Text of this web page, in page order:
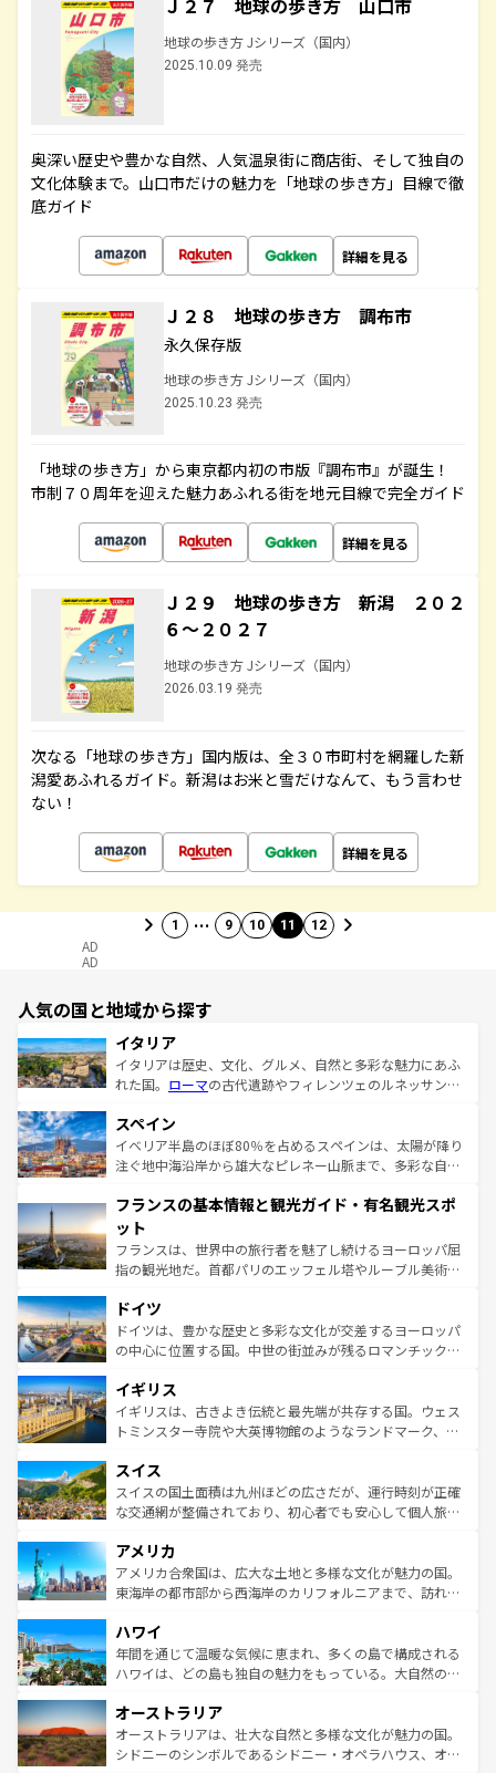
Ｊ２７ 地球の歩き方 山口市
地球の歩き方 Jシリーズ（国内）
2025.10.09 発売
奥深い歴史や豊かな自然、人気温泉街に商店街、そして独自の
文化体験まで。山口市だけの魅力を「地球の歩き方」目線で徹
底ガイド
詳細を見る
Ｊ２８ 地球の歩き方 調布市
永久保存版
地球の歩き方 Jシリーズ（国内）
2025.10.23 発売
「地球の歩き方」から東京都内初の市版『調布市』が誕生！
市制７０周年を迎えた魅力あふれる街を地元目線で完全ガイド
詳細を見る
Ｊ２９ 地球の歩き方 新潟 ２０２
６～２０２７
地球の歩き方 Jシリーズ（国内）
2026.03.19 発売
次なる「地球の歩き方」国内版は、全３０市町村を網羅した新
潟愛あふれるガイド。新潟はお米と雪だけなんて、もう言わせ
ない！
詳細を見る
1 … 9 10 11 12
AD
AD
人気の国と地域から探す
イタリア
イタリアは歴史、文化、グルメ、自然と多彩な魅力にあふ
れた国。 ローマの古代遺跡やフィレンツェのルネッサンス
ろん、トスカーナの美しい田園風景やアマルフィ海岸の絶
景など、自然景観も見逃せない。観光の合間には、本場の
ピザやパスタなど、絶品のイタリア料理を堪能することも
ませてくれるイタリアで、忘れられない旅をしてみよう！
なお、新着のイタリア情報は
しい。
スペイン
イベリア半島のほぼ80％を占めるスペインは、太陽が降り
注ぐ地中海沿岸から雄大なピレネー山脈まで、多彩な自然
文化が根付くこの国では、情熱的なフラメンコ、熱気あふ
れる闘牛、そして美味しいタパスが生活の一部となってい
る。首都マドリードの洗練された雰囲気や、バルセロナの
アートに溢れた街角から、地方では古代ローマ遺跡や中世
せる。地方によって風土や気候が異なるスペインはその個
性で訪れる人を魅了する。 なお、新着のスペイン情報は コ
ンテンツ一覧を参照してほしい。
フランスの基本情報と観光ガイド・有名観光スポ
ット
フランスは、世界中の旅行者を魅了し続けるヨーロッパ屈
指の観光地だ。首都パリのエッフェル塔やルーブル美術館
で、幅広い魅力が詰まっている。華麗な宮殿、歴史的な大
聖堂、美しいビーチ、そして豊かな自然が、訪れる者を心
から魅了する。また、フランスは美食の国としても知ら
いる。シャンパンの発祥地であるランス、プロヴァンスの
香り高いラベンダー畑など、多彩な楽しみ方が可能だ。さ
らに、パリ以外の地域にも魅力が溢れており、どの街角に
れる地方に足を運ぶとそれぞれで全く異なる文化を体験で
きるだろう。 なお、新着のフランス情報はコンテンツ一覧
を参照してほしい。
ドイツ
ドイツは、豊かな歴史と多彩な文化が交差するヨーロッパ
の中心に位置する国。中世の街並みが残るロマンチック街
顔を持つこの国は、どこを歩いても飽きることがない。ベ
ルリンの文化的活気、バイエルン州のアルプスの絶景、そ
してライン川沿いのワイン畑といった風景は必見。ビール
は、お酒好きな人にはぜひ体験してほしい。 なお、新着の
ドイツ情報はコンテンツ一覧を参照してほしい。
イギリス
イギリスは、古きよき伝統と最先端が共存する国。ウェス
トミンスター寺院や大英博物館のようなランドマーク、歴
リアごとに異なる魅力がある。また、優雅なアフタヌーン
ティー、ビール好きにはたまらない英国パブ、サッカー観
戦など、本場だからこそできる体験も豊富。イギリスを旅
ンツ一覧を参照してほしい。
スイス
スイスの国土面積は九州ほどの広さだが、運行時刻が正確
な交通網が整備されており、初心者でも安心して個人旅行
の建物がそのまま残る町や、スイスならではのユニークな
博物館もあり、アルプス観光だけでなく町歩きも満喫する
ことができる。国民の所得が高いため物価も高いが、旅行
ば市内交通費無料で観光を楽しむこともできる。 なお、新
着のスイス情報はコンテンツ一覧 を参照してほしい。
アメリカ
アメリカ合衆国は、広大な土地と多様な文化が魅力の国。
東海岸の都市部から西海岸のカリフォルニアまで、訪れる
のような巨大都市は、観光、ショッピング、エンターテイ
ンメントが詰まった刺激的なスポットだ。一方、アメリカ
西部には大自然が広がり、グランドキャニオンやイエロー
部のニューオーリンズでは、音楽と美食が融合した独特の
文化が魅力。旅行者はアメリカの各地域で異なる魅力を楽
しみながら、その多様性と豊かな歴史を感じることができ
ハワイ
年間を通じて温暖な気候に恵まれ、多くの島で構成される
ハワイは、どの島も独自の魅力をもっている。大自然の神
ワイ島は見逃せない。また、定番の観光地といえばオアフ
島だが、静かな自然を求めるならマウイ島やカウアイ島が
おすすめ。エメラルドグリーンに輝く海をはじめ、豊かな
オーストラリア
オーストラリアは、壮大な自然と多様な文化が魅力の国。
シドニーのシンボルであるシドニー・オペラハウス、オー